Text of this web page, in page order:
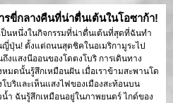
รขี่กลางคืนที่น่าตื่นเต้นในโอซาก้า!
ป็นหนึ่งในกิจกรรมที่น่าตื่นเต้นที่สุดที่ฉันทำ
ญี่ปุ่น! ตั้งแต่ถนนสุดชิคในอเมริกามูระไป
ถึงแสงนีออนของโดตงโบริ การเดินทาง
หมดนั้นรู้สึกเหมือนฝัน เมื่อเราข้ามสะพานโด
โบริและเห็นแสงไฟของเมืองสะท้อนบน
น้ำ ฉันรู้สึกเหมือนอยู่ในภาพยนตร์ ไกด์ของ